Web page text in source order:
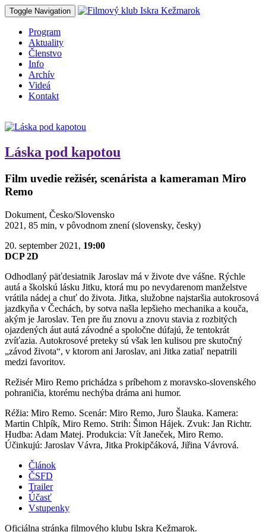
Toggle Navigation
Program
Aktuality
Členstvo
Info
Archív
Videá
Kontakt
Láska pod kapotou
Film uvedie režisér, scenárista a kameraman Miro
Remo
Dokument, Česko/Slovensko
2021, 85 min, v pôvodnom znení (slovensky, česky)
20. september 2021, 19:00
DCP 2D
Odhodlaný päťdesiatnik Jaroslav má v živote dve vášne. Rýchle
autá a školskú lásku Jitku, ktorá mu po nevydarenom manželstve
vrátila nádej a chuť do života. Jitka, služobne najstaršia autokrosová
jazdkyňa v Čechách, by sotva našla lepšieho mechanika a kouča,
akým je Jaroslav. Ten pre ňu znovu a znovu stavia z rozbitých
ojazdených áut autá závodné a spoločne dúfajú, že tentokrát
zvíťazia. Autokrosové preteky sú však len kulisou pre skutočný
„závod života“, v ktorom ani Jaroslav, ani Jitka zatiaľ nepatrili
medzi favoritov.
Režisér Miro Remo prichádza s príbehom z moravsko-slovenského
pohraničia, ktorému nechýba dráma ani humor.
Réžia: Miro Remo. Scenár: Miro Remo, Juro Šlauka. Kamera:
Martin Chlpík, Miro Remo. Strih: Šimon Hájek. Zvuk: Jan Richtr.
Hudba: Adam Matej. Produkcia: Vít Janeček, Miro Remo.
Účinkujú: Jaroslav Vávra, Jitka Prokipčáková, Jiřina Vávrová.
Článok
ČSFD
Trailer
Účasť
Vstupenky
Oficiálna stránka filmového klubu Iskra Kežmarok.